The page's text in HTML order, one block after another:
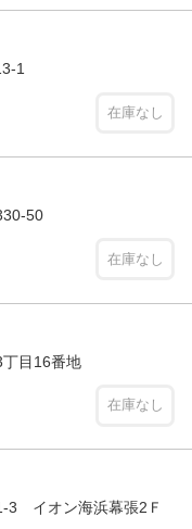
1
在庫なし
50
在庫なし
目16番地
在庫なし
3 イオン海浜幕張2Ｆ